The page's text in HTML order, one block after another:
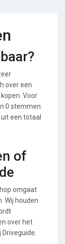
over een
Voor
0 stemmen.
een totaal
of
omgaat
Wij houden
over het